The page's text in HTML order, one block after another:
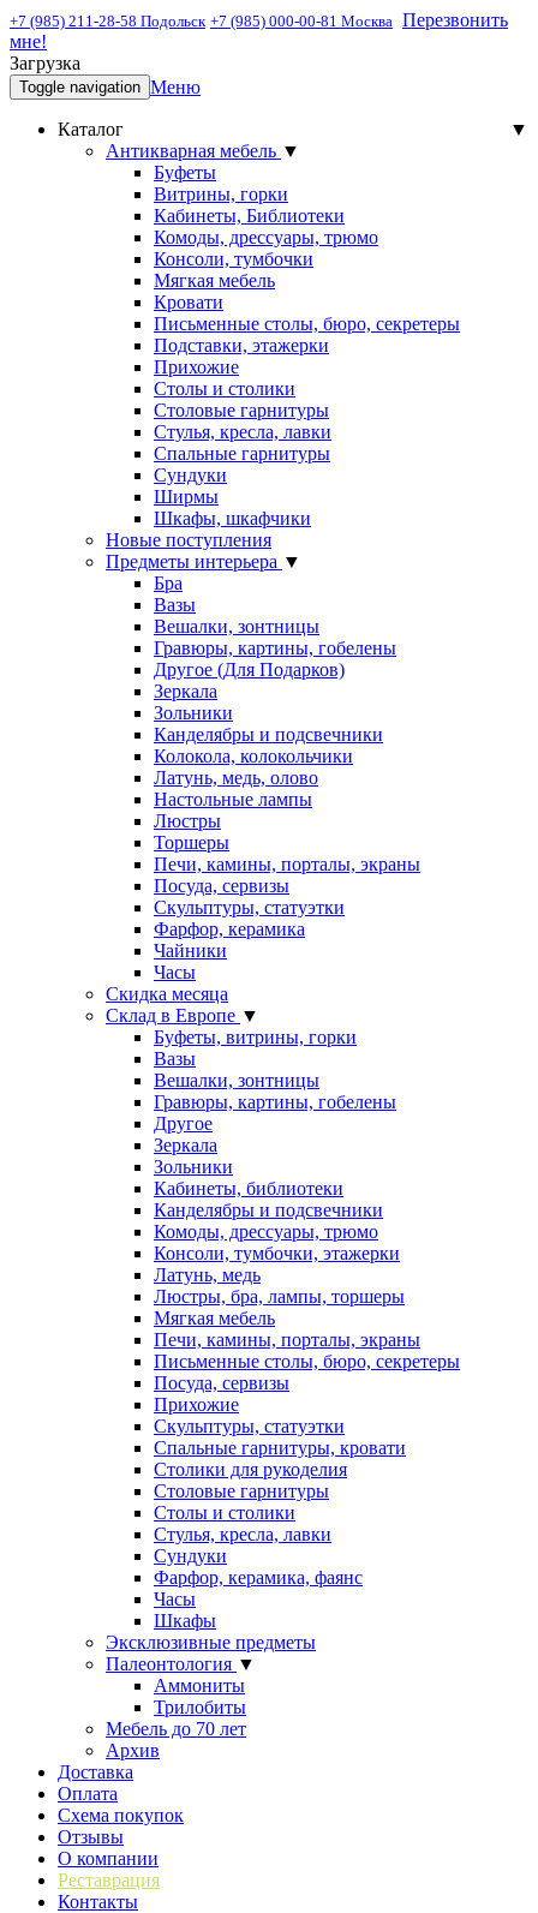
+7 (985) 211-28-58 Подольск +7 (985) 000-00-81 Москва Перезвонить
мне!
Загрузка
Toggle navigation Меню
Каталог
▼
Антикварная мебель ▼
Буфеты
Витрины, горки
Кабинеты, Библиотеки
Комоды, дрессуары, трюмо
Консоли, тумбочки
Мягкая мебель
Кровати
Письменные столы, бюро, секретеры
Подставки, этажерки
Прихожие
Столы и столики
Столовые гарнитуры
Стулья, кресла, лавки
Спальные гарнитуры
Сундуки
Ширмы
Шкафы, шкафчики
Новые поступления
Предметы интерьера ▼
Бра
Вазы
Вешалки, зонтницы
Гравюры, картины, гобелены
Другое (Для Подарков)
Зеркала
Зольники
Канделябры и подсвечники
Колокола, колокольчики
Латунь, медь, олово
Настольные лампы
Люстры
Торшеры
Печи, камины, порталы, экраны
Посуда, сервизы
Скульптуры, статуэтки
Фарфор, керамика
Чайники
Часы
Скидка месяца
Склад в Европе ▼
Буфеты, витрины, горки
Вазы
Вешалки, зонтницы
Гравюры, картины, гобелены
Другое
Зеркала
Зольники
Кабинеты, библиотеки
Канделябры и подсвечники
Комоды, дрессуары, трюмо
Консоли, тумбочки, этажерки
Латунь, медь
Люстры, бра, лампы, торшеры
Мягкая мебель
Печи, камины, порталы, экраны
Письменные столы, бюро, секретеры
Посуда, сервизы
Прихожие
Скульптуры, статуэтки
Спальные гарнитуры, кровати
Столики для рукоделия
Столовые гарнитуры
Столы и столики
Стулья, кресла, лавки
Сундуки
Фарфор, керамика, фаянс
Часы
Шкафы
Эксклюзивные предметы
Палеонтология ▼
Аммониты
Трилобиты
Мебель до 70 лет
Архив
Доставка
Оплата
Схема покупок
Отзывы
О компании
Реставрация
Контакты